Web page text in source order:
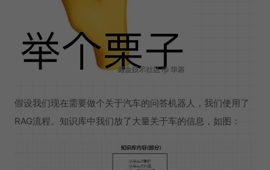
假设我们现在需要做个关于汽车的问答机器人，我们使用了
RAG流程。知识库中我们放了大量关于车的信息，如图：